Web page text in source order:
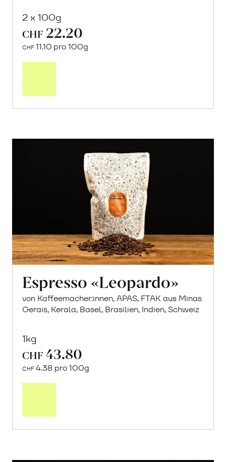
2 x 100g
CHF 22.20
CHF 11.10 pro 100g
Espresso «Leopardo»
von Kaffeemacher:innen, APAS, FTAK aus Minas
Gerais, Kerala, Basel, Brasilien, Indien, Schweiz
1kg
CHF 43.80
CHF 4.38 pro 100g